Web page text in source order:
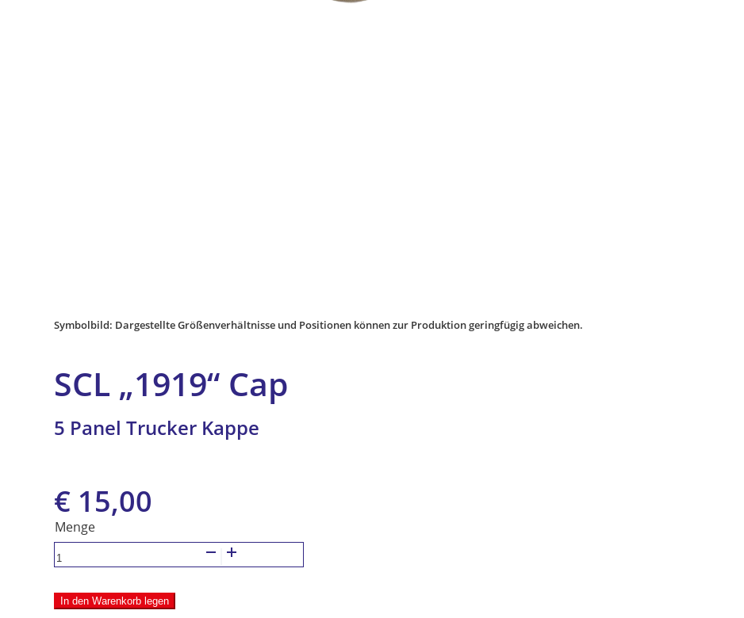
Symbolbild: Dargestellte Größenverhältnisse und Positionen können zur Produktion geringfügig abweichen.
SCL „1919“ Cap
5 Panel Trucker Kappe
Ursprünglicher
Preis
war:
€ 19,99
€ 15,00
Preis
ist:
€ 15,00.
5
Panel
Trucker
Kappe
In den Warenkorb legen